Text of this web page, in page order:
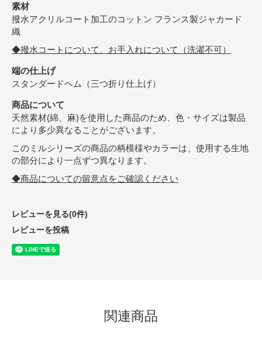
素材
撥水アクリルコート加工のコットン フランス製ジャカード
織
◆撥水コートについて、お手入れについて（洗濯不可）
端の仕上げ
スタンダードヘム（三つ折り仕上げ）
商品について
天然素材(綿、麻)を使用した商品のため、色・サイズは製品
により多少異なることがございます。
このミルシリーズの商品の柄模様やカラーは、使用する生地
の部分により一点ずつ異なります。
◆商品についての留意点をご確認ください
レビューを見る(0件)
レビューを投稿
関連商品